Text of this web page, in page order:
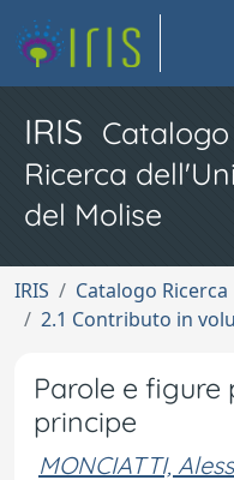
IRIS
Ricerca
del Molise
IRIS Catalogo Ricerca
2.1 Contributo in
Parole e figure
principe
MONCIATTI,